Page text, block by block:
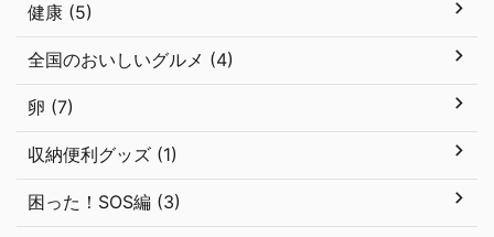
健康 (5)
全国のおいしいグルメ (4)
卵 (7)
収納便利グッズ (1)
困った！SOS編 (3)